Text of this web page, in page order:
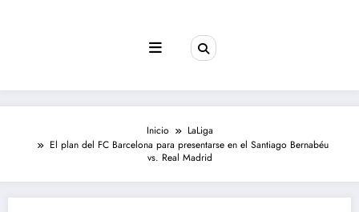
Inicio
LaLiga
El plan del FC Barcelona para presentarse en el Santiago Bernabéu
vs. Real Madrid